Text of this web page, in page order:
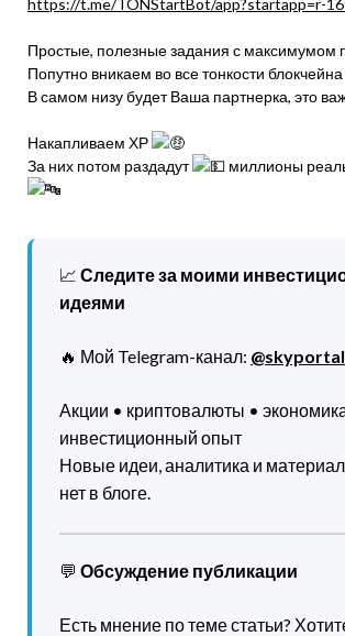
https://t.me/TONStartBot/app?startapp=r-
Простые, полезные задания с максимумом
Попутно вникаем во все тонкости
В самом низу будет Ваша партнерка, это
Накапливаем ХР
За них потом раздадут
миллионы
📈 Следите за моими
идеями
🔥 Мой Telegram-канал: @skyportal
Акции • криптовалюты •
инвестиционный опыт
Новые идеи, аналитика и
нет в блоге.
💬 Обсуждение публикации
Есть мнение по теме статьи?